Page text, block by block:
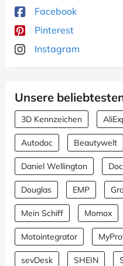
Facebook
Pinterest
Instagram
Unsere
3D Kennzeichen
Autodoc Beautywelt
Daniel Wellington
Douglas EMP
Mein Schiff Momox
Motointegrator
sevDesk SHEIN